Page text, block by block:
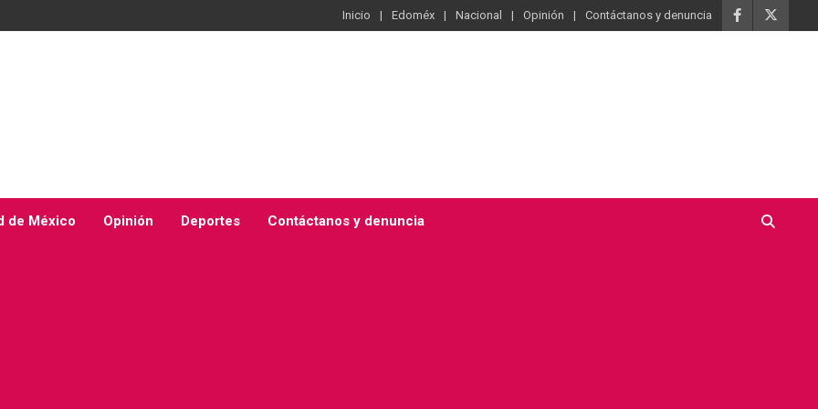
Inicio Edoméx Nacional Opinión Contáctanos y denuncia
de México Opinión Deportes Contáctanos y denuncia